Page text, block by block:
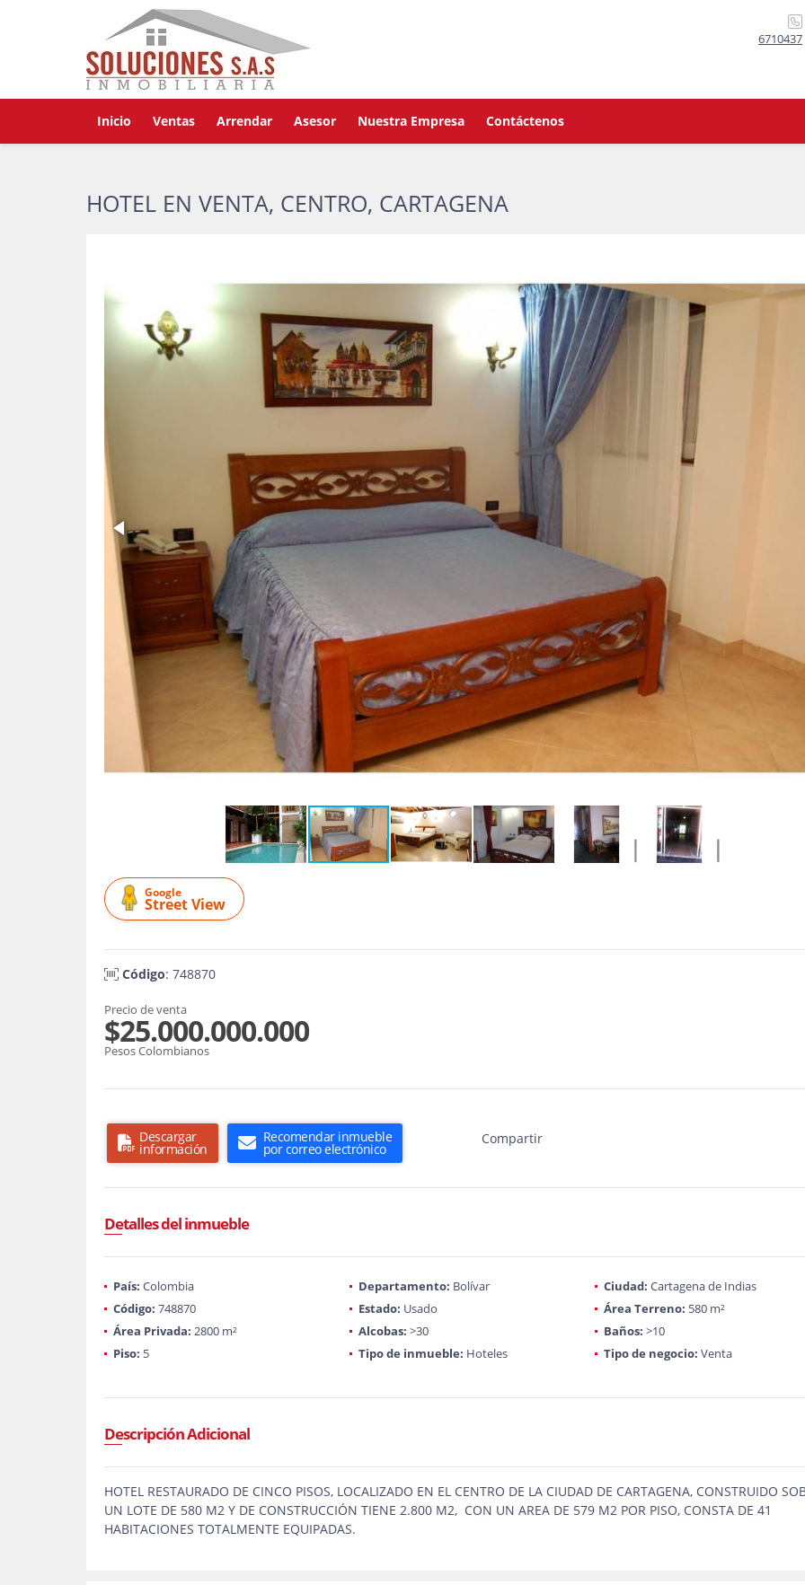
6710437
Inicio Ventas Arrendar Asesor Nuestra Empresa Contáctenos
HOTEL EN VENTA, CENTRO, CARTAGENA
Google
Street View
Código: 748870
Precio de venta
$25.000.000.000
Pesos Colombianos
Descargar
información
Recomendar inmueble
por correo electrónico
Compartir
Detalles del inmueble
País: Colombia Departamento: Bolívar Ciudad: Cartagena de Indias
Código: 748870 Estado: Usado Área Terreno: 580 m²
Área Privada: 2800 m² Alcobas: >30 Baños: >10
Piso: 5 Tipo de inmueble: Hoteles Tipo de negocio: Venta
Descripción Adicional
HOTEL RESTAURADO DE CINCO PISOS, LOCALIZADO EN EL CENTRO DE LA CIUDAD DE CARTAGENA, CONSTRUIDO
UN LOTE DE 580 M2 Y DE CONSTRUCCIÓN TIENE 2.800 M2, CON UN AREA DE 579 M2 POR PISO, CONSTA DE 41
HABITACIONES TOTALMENTE EQUIPADAS.